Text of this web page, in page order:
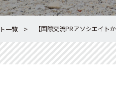
一覧 【国際交流PRアソシエイ